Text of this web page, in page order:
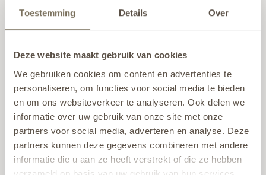
Toestemming Details Over
Deze website maakt gebruik van cookies
We gebruiken cookies om content en advertenties te
personaliseren, om functies voor social media te bieden
en om ons websiteverkeer te analyseren. Ook delen we
informatie over uw gebruik van onze site met onze
partners voor social media, adverteren en analyse. Deze
partners kunnen deze gegevens combineren met andere
informatie die u aan ze heeft verstrekt of die ze hebben
Create undulating
FLATTENED TOP EDGE
Perfect as lawn edging